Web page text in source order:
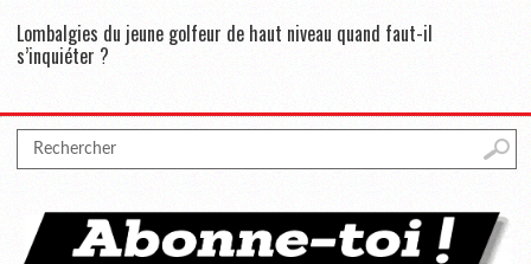
Lombalgies du jeune golfeur de haut niveau quand faut-il
s’inquiéter ?